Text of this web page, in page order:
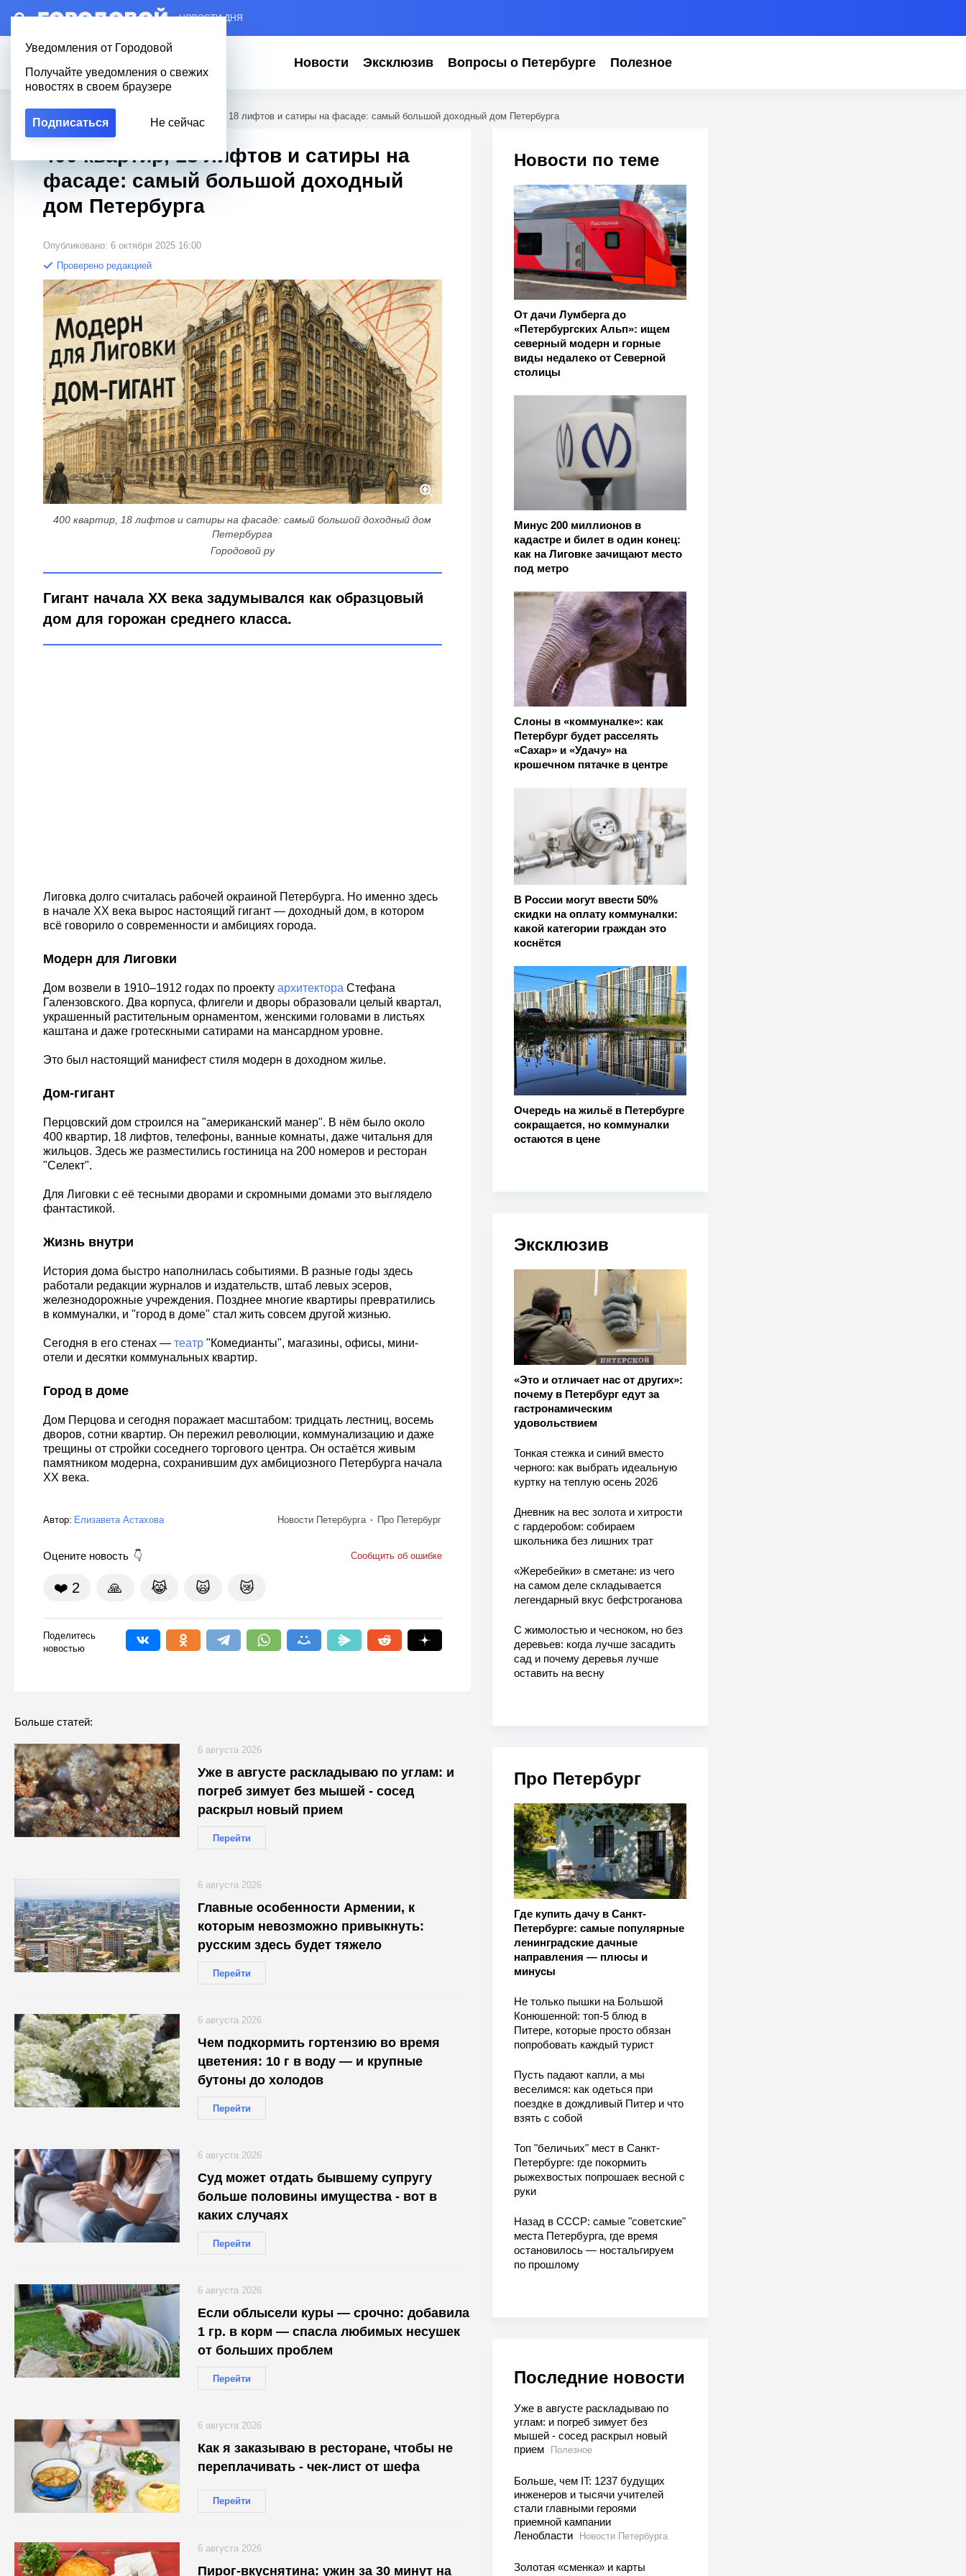
– НОВОСТИ ДНЯ
Уведомления от Городовой
Получайте уведомления о свежих
новостях в своем браузере
Подписаться Не сейчас
Новости Эксклюзив Вопросы о Петербурге Полезное
Городовой Новости Петербурга 400 квартир, 18 лифтов и сатиры на фасаде: самый большой доходный дом Петербурга
Новости по теме
От дачи Лумберга до
«Петербургских Альп»: ищем
северный модерн и горные
виды недалеко от Северной
столицы
Минус 200 миллионов в
кадастре и билет в один конец:
как на Лиговке зачищают место
под метро
Слоны в «коммуналке»: как
Петербург будет расселять
«Сахар» и «Удачу» на
крошечном пятачке в центре
В России могут ввести 50%
скидки на оплату коммуналки:
какой категории граждан это
коснётся
Очередь на жильё в Петербурге
сокращается, но коммуналки
остаются в цене
Эксклюзив
«Это и отличает нас от других»:
почему в Петербург едут за
гастронамическим
удовольствием
Тонкая стежка и синий вместо
черного: как выбрать идеальную
куртку на теплую осень 2026
Дневник на вес золота и хитрости
с гардеробом: собираем
школьника без лишних трат
«Жеребейки» в сметане: из чего
на самом деле складывается
легендарный вкус бефстроганова
С жимолостью и чесноком, но без
деревьев: когда лучше засадить
сад и почему деревья лучше
оставить на весну
Про Петербург
Где купить дачу в Санкт-
Петербурге: самые популярные
ленинградские дачные
направления — плюсы и
минусы
Не только пышки на Большой
Конюшенной: топ-5 блюд в
Питере, которые просто обязан
попробовать каждый турист
Пусть падают капли, а мы
веселимся: как одеться при
поездке в дождливый Питер и что
взять с собой
Топ "беличьих" мест в Санкт-
Петербурге: где покормить
рыжехвостых попрошаек весной с
руки
Назад в СССР: самые "советские"
места Петербурга, где время
остановилось — ностальгируем
по прошлому
Последние новости
Уже в августе раскладываю по
углам: и погреб зимует без
мышей - сосед раскрыл новый
прием
Полезное
Больше, чем IT: 1237 будущих
инженеров и тысячи учителей
стали главными героями
приемной кампании
Ленобласти
Новости Петербурга
Золотая «сменка» и карты
400 квартир, 18 лифтов и сатиры на
фасаде: самый большой доходный
дом Петербурга
Опубликовано: 6 октября 2025 16:00
Проверено редакцией
400 квартир, 18 лифтов и сатиры на фасаде: самый большой доходный дом
Петербурга
Городовой ру
Гигант начала XX века задумывался как образцовый
дом для горожан среднего класса.
Лиговка долго считалась рабочей окраиной Петербурга. Но именно здесь
в начале XX века вырос настоящий гигант — доходный дом, в котором
всё говорило о современности и амбициях города.
Модерн для Лиговки
Дом возвели в 1910–1912 годах по проекту архитектора Стефана
Галензовского. Два корпуса, флигели и дворы образовали целый квартал,
украшенный растительным орнаментом, женскими головами в листьях
каштана и даже гротескными сатирами на мансардном уровне.
Это был настоящий манифест стиля модерн в доходном жилье.
Дом-гигант
Перцовский дом строился на "американский манер". В нём было около
400 квартир, 18 лифтов, телефоны, ванные комнаты, даже читальня для
жильцов. Здесь же разместились гостиница на 200 номеров и ресторан
"Селект".
Для Лиговки с её тесными дворами и скромными домами это выглядело
фантастикой.
Жизнь внутри
История дома быстро наполнилась событиями. В разные годы здесь
работали редакции журналов и издательств, штаб левых эсеров,
железнодорожные учреждения. Позднее многие квартиры превратились
в коммуналки, и "город в доме" стал жить совсем другой жизнью.
Сегодня в его стенах — театр"Комедианты", магазины, офисы, мини-
отели и десятки коммунальных квартир.
Город в доме
Дом Перцова и сегодня поражает масштабом: тридцать лестниц, восемь
дворов, сотни квартир. Он пережил революции, коммунализацию и даже
трещины от стройки соседнего торгового центра. Он остаётся живым
памятником модерна, сохранившим дух амбициозного Петербурга начала
XX века.
Автор: Елизавета Астахова Новости Петербурга Про Петербург
Оцените новость Сообщить об ошибке
❤️ 2 🙏 😹 🙀 😿
Поделитесь
новостью
Больше статей:
Уже в августе раскладываю по углам: и
погреб зимует без мышей - сосед
раскрыл новый прием
Перейти
6 августа 2026
Главные особенности Армении, к
которым невозможно привыкнуть:
русским здесь будет тяжело
Перейти
6 августа 2026
Чем подкормить гортензию во время
цветения: 10 г в воду — и крупные
бутоны до холодов
Перейти
6 августа 2026
Суд может отдать бывшему супругу
больше половины имущества - вот в
каких случаях
Перейти
6 августа 2026
Если облысели куры — срочно: добавила
1 гр. в корм — спасла любимых несушек
от больших проблем
Перейти
6 августа 2026
Как я заказываю в ресторане, чтобы не
переплачивать - чек-лист от шефа
Перейти
6 августа 2026
Пирог-вкуснятина: ужин за 30 минут на
6 августа 2026